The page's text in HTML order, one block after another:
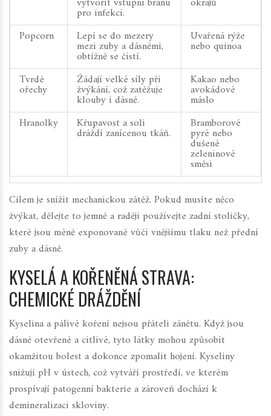
pro infekci.
Popcorn
Lepí se do mezery
mezi zuby a dásněmi,
obtížně se čistí.
Uvařená rýže
nebo quinoa
Tvrdé
ořechy
Žádají velké síly při
žvýkání, což zatěžuje
klouby i dásně.
Kakao nebo
avokádové
máslo
Hranolky
Křupavost a soli
dráždí zanícenou tkáň.
Bramborové
pyré nebo
dušené
zeleninové
směsi
Cílem je snížit mechanickou zátěž. Pokud musíte něco
žvýkat, dělejte to jemně a raději používejte zadní stoličky,
které jsou méně exponované vůči vnějšímu tlaku než přední
zuby a dásně.
KYSELÁ A KOŘENĚNÁ STRAVA:
CHEMICKÉ DRÁŽDĚNÍ
Kyselina a pálivé koření nejsou přáteli zánětu. Když jsou
dásně otevřené a citlivé, tyto látky mohou způsobit
okamžitou bolest a dokonce zpomalit hojení. Kyseliny
snižují pH v ústech, což vytváří prostředí, ve kterém
prospívají patogenní bakterie a zároveň dochází k
demineralizaci skloviny.